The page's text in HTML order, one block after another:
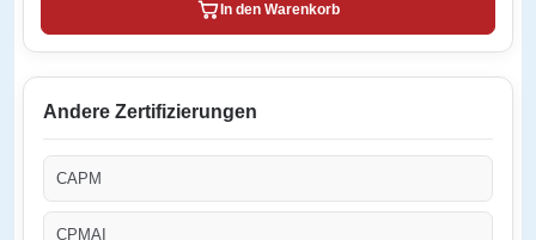
In den Warenkorb
Andere Zertifizierungen
CAPM
CPMAI